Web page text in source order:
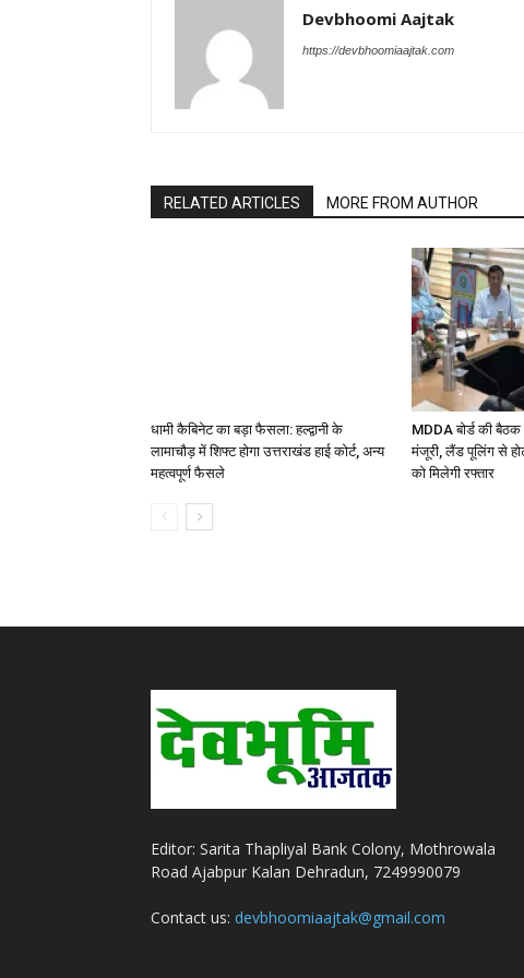
Devbhoomi Aajtak
https://devbhoomiaajtak.com
RELATED ARTICLES MORE FROM AUTHOR
धामी कैबिनेट का बड़ा फैसला: हल्द्वानी के
लामाचौड़ में शिफ्ट होगा उत्तराखंड हाई कोर्ट, अन्य
महत्वपूर्ण फैसले
MDDA बोर्ड की बैठक
मंजूरी, लैंड पूलिंग से
को मिलेगी रफ्तार
Editor: Sarita Thapliyal Bank Colony, Mothrowala
Road Ajabpur Kalan Dehradun, 7249990079
Contact us: devbhoomiaajtak@gmail.com